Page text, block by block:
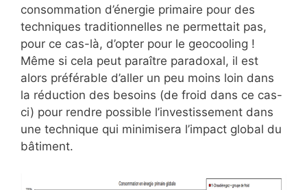
consommation d’énergie primaire pour des
techniques traditionnelles ne permettait pas,
pour ce cas-là, d’opter pour le geocooling !
Même si cela peut paraître paradoxal, il est
alors préférable d’aller un peu moins loin dans
la réduction des besoins (de froid dans ce cas-
ci) pour rendre possible l’investissement dans
une technique qui minimisera l’impact global du
bâtiment.